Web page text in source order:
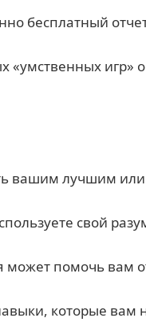
бесплатный
игр»
вашим лучшим или
свой
может помочь вам
которые вам